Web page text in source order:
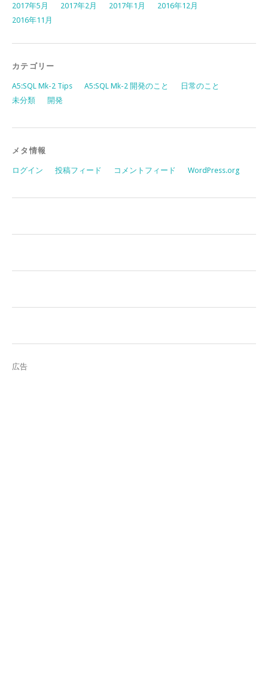
2017年5月
2017年2月 2017年1月
2016年12月
2016年11月
カテゴリー
A5:SQL Mk-2 Tips A5:SQL Mk-2 開発のこと
日常のこと
未分類
開発
メタ情報
ログイン 投稿フィード コメントフィード WordPress.org
広告